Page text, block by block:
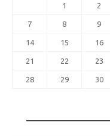
1 2
7 8 9
14 15 16
21 22 23
28 29 30